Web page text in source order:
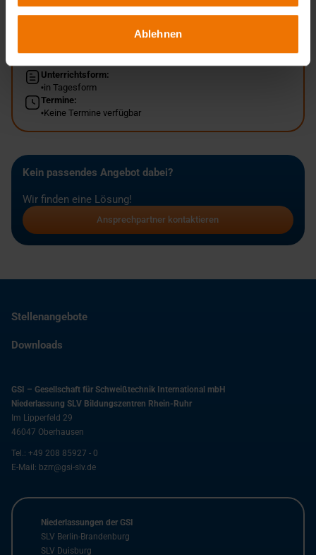
Ablehnen
Unterrichtsform:
in Tagesform
Termine:
Keine Termine verfügbar
Kein passendes Angebot dabei?
Wir finden eine Lösung!
Ansprechpartner kontaktieren
Stellenangebote
Downloads
GSI – Gesellschaft für Schweißtechnik International mbH
Niederlassung SLV Bildungszentren Rhein-Ruhr
Im Lipperfeld 29
46047 Oberhausen
Tel.: +49 208 85927 - 0
E-Mail: bzrr@gsi-slv.de
Niederlassungen der GSI
SLV Berlin-Brandenburg
SLV Duisburg